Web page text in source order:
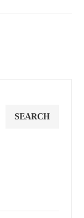
SEARCH